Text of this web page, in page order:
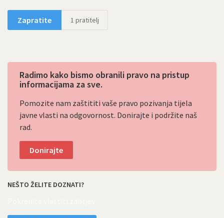
Zapratite 1 pratitelj
Radimo kako bismo obranili pravo na pristup
informacijama za sve.
Pomozite nam zaštititi vaše pravo pozivanja tijela
javne vlasti na odgovornost. Donirajte i podržite naš
rad.
Donirajte
NEŠTO ŽELITE DOZNATI?